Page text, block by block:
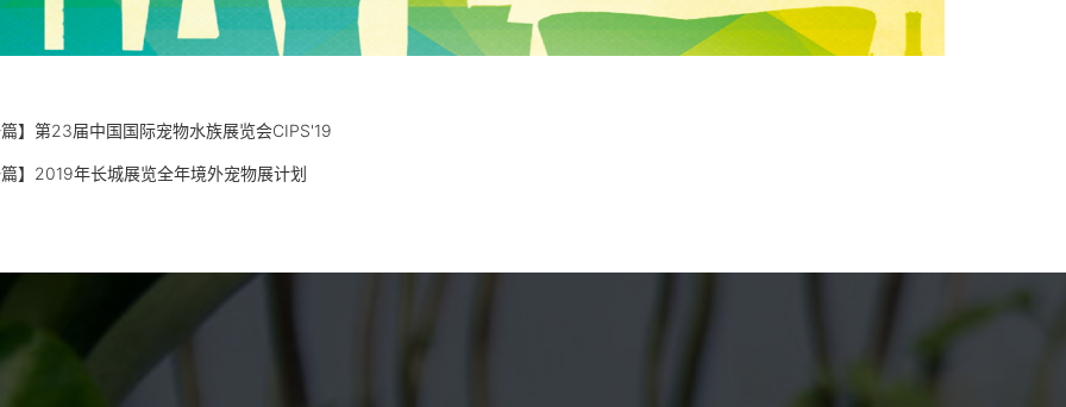
】 第23届中国国际宠物水族展览会CIPS'19
】 2019年长城展览全年境外宠物展计划